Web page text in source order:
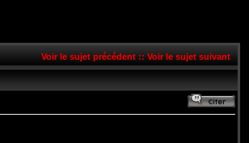
Voir le sujet précédent :: Voir le sujet suivant